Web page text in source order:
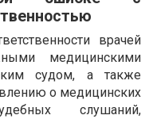
врачей
медицинскими
судом, а также
о медицинских
слушаний,